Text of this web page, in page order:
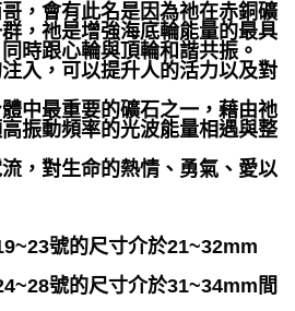
，會有此名是因為祂在赤銅礦
，祂是增強海底輪能量的最具
時跟心輪與頂輪和諧共振。
入，可以提升人的活力以及對
中最重要的礦石之一，藉由祂
振動頻率的光波能量相遇與整
，對生命的熱情、勇氣、愛以
號的尺寸介於21~32mm
號的尺寸介於31~34mm間